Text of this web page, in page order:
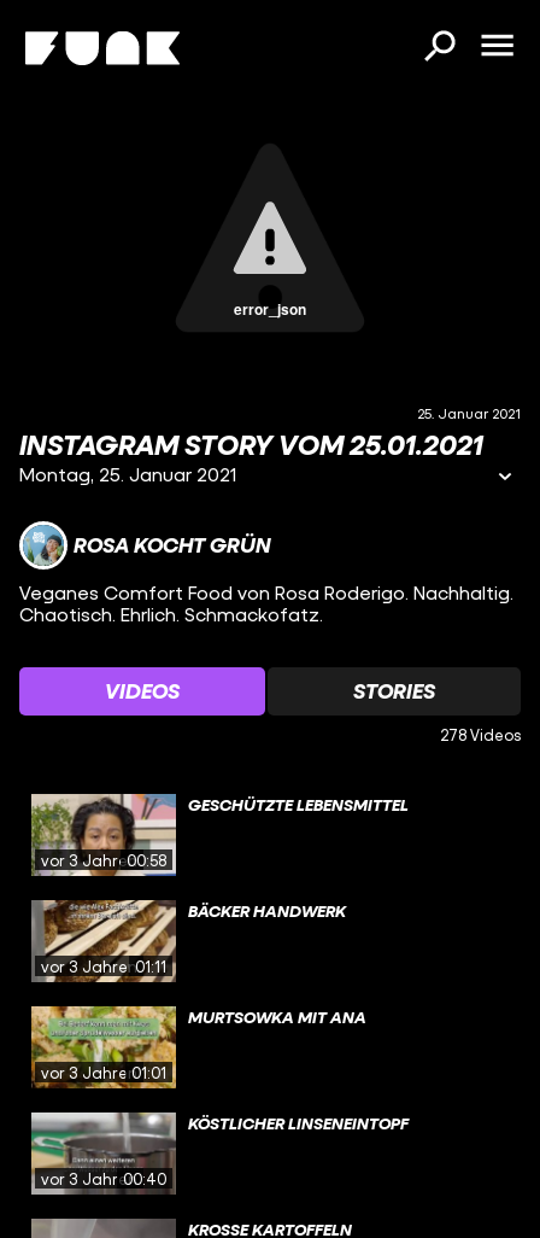
error_json
25. Januar 2021
INSTAGRAM STORY VOM 25.01.2021
Montag, 25. Januar 2021
ROSA KOCHT GRÜN
Veganes Comfort Food von Rosa Roderigo. Nachhaltig.
Chaotisch. Ehrlich. Schmackofatz.
VIDEOS STORIES
278 Videos
vor 3 Jahren00:58
GESCHÜTZTE LEBENSMITTEL
vor 3 Jahren01:11
BÄCKER HANDWERK
vor 3 Jahren01:01
MURTSOWKA MIT ANA
vor 3 Jahren00:40
KÖSTLICHER LINSENEINTOPF
KROSSE KARTOFFELN